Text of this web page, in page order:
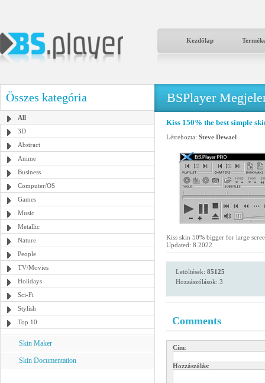
Kezdőlap
Összes kategória
All
3D
Abstract
Anime
Business
Computer/OS
Games
Music
Metallic
Nature
People
TV/Movies
Holidays
Sci-Fi
Stylish
Top 10
Skin Maker
Skin Documentation
BSPlayer
Kiss 150% the best simple
Létrehozta: Steve Dewael
Kiss skin 50% bigger for large
Updated: 8.2022
Letöltések: 85125
Hozzászólások: 3
Comments
Cím:
Hozzászólás: